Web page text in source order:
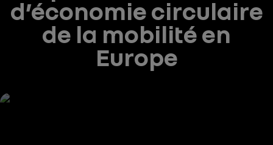
d’économie circulaire
de la mobilité en
Europe